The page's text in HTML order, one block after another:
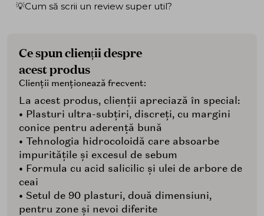
💡Cum să scrii un review super util?
Ce spun clienții despre
acest produs
Clienții menționează frecvent:
La acest produs, clienții apreciază în special:
• Plasturi ultra-subțiri, discreți, cu margini
conice pentru aderență bună
• Tehnologia hidrocoloidă care absoarbe
impuritățile și excesul de sebum
• Formula cu acid salicilic și ulei de arbore de
ceai
• Setul de 90 plasturi, două dimensiuni,
pentru zone și nevoi diferite